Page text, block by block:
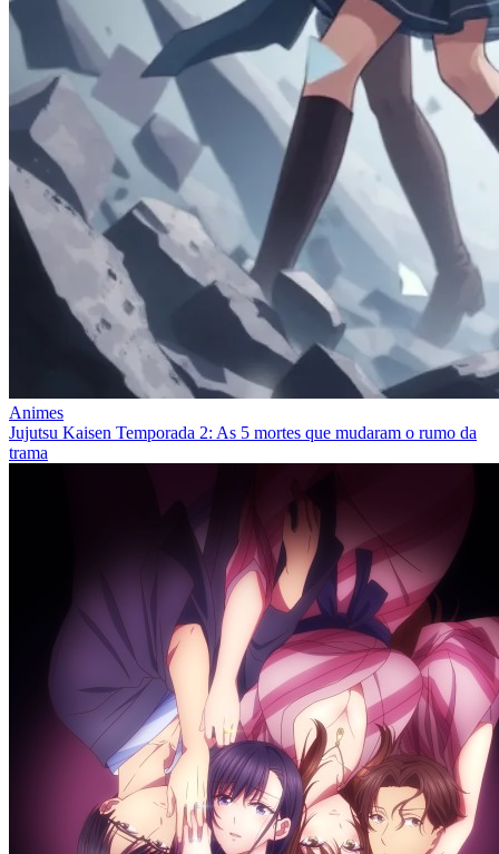
Animes
Jujutsu Kaisen Temporada 2: As 5 mortes que mudaram o rumo da
trama